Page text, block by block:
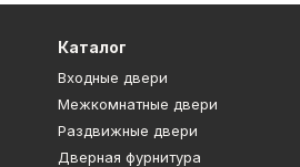
Каталог
Входные двери
Межкомнатные двери
Раздвижные двери
Дверная фурнитура